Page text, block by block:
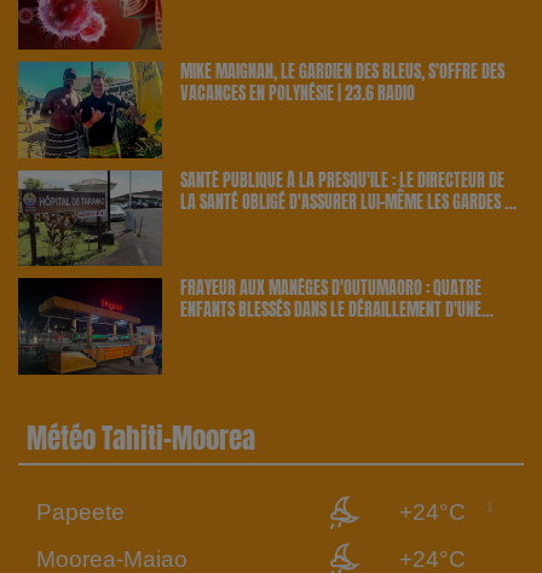
MIKE MAIGNAN, LE GARDIEN DES BLEUS, S'OFFRE DES
VACANCES EN POLYNÉSIE | 23.6 RADIO
SANTÉ PUBLIQUE À LA PRESQU'ÎLE : LE DIRECTEUR DE
LA SANTÉ OBLIGÉ D'ASSURER LUI-MÊME LES GARDES À
FRAYEUR AUX MANÈGES D'OUTUMAORO : QUATRE
ENFANTS BLESSÉS DANS LE DÉRAILLEMENT D'UNE
Météo Tahiti-Moorea
Papeete
+24°C
Moorea-Maiao
+24°C